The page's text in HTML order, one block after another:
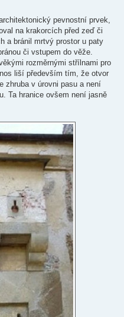
pevnostní prvek,
na krakorcích před zeď či
a bránil mrtvý prostor u paty
či vstupem do věže.
rozměrnými střílnami pro
liší především tím, že otvor
zhruba v úrovni pasu a není
Ta hranice ovšem není jasně